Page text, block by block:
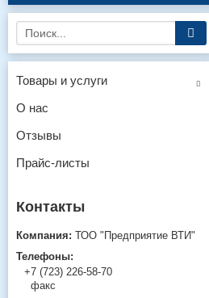
Товары и услуги
О нас
Отзывы
Прайс-листы
ТОО "Предприятие ВТИ"
+7 (723) 226-58-70
факс